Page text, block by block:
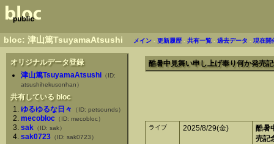
bloc: 津山篤TsuyamaAtsushi メイン -更新履歴 -共有一覧 -過去データ -現在開
オリジナルデータ登録
津山篤TsuyamaAtsushi（ID:
atsushihekusonhan）
共有している bloc
ゆるゆるな日々
（ID: petsounds）
mecobloc（ID: mecobloc）
sak（ID: sak）
sak0723（ID: sak0723）
酷暑中見舞い申し上げ奉り何か発売
ライブ 2025/8/29(金)
酷暑
売記